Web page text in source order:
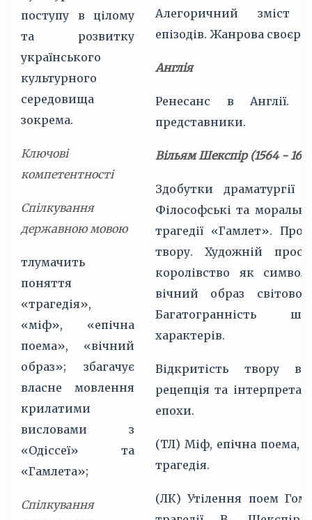
поступу в цілому
та розвитку
українського
культурного
середовища
зокрема.
Ключові
компетентності
Спілкування
державною мовою
тлумачить
поняття
«трагедія»,
«міф», «епічна
поема», «вічний
образ»; збагачує
власне мовлення
крилатими
висловами з
«Одіссеї» та
«Гамлета»;
Спілкування
Алегоричний зміст
епізодів. Жанрова
Англія
Ренесанс в Англії.
представники.
Вільям Шекспір (1564 -
Здобутки драматургії
Філософські та
трагедії «Гамлет».
твору. Художній
королівство як
вічний образ світової
Багатогранність
характерів.
Відкритість твору в
рецепція та
епохи.
(ТЛ) Міф, епічна поема,
трагедія.
(ЛК) Утілення поем